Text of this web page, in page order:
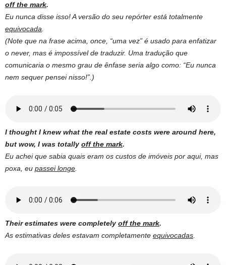
off the mark.
Eu nunca disse isso! A versão do seu repórter está totalmente
equivocada
(Note que na frase acima, once, “uma vez” é usado para enfatizar
o never, mas é impossível de traduzir. Uma tradução que
comunicaria o mesmo grau de ênfase seria algo como: “Eu nunca
nem sequer pensei nisso!”.)
I thought I knew what the real estate costs were around here,
but wow, I was totally off the mark.
Eu achei que sabia quais eram os custos de imóveis por aqui, mas
poxa, eu passei longe
Their estimates were completely off the mark.
As estimativas deles estavam completamente equivocadas